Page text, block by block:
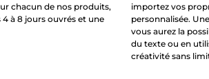
chacun de nos produits,
à 8 jours ouvrés et une
importez vos
personnalisée.
vous aurez la
du texte ou en
créativité sans